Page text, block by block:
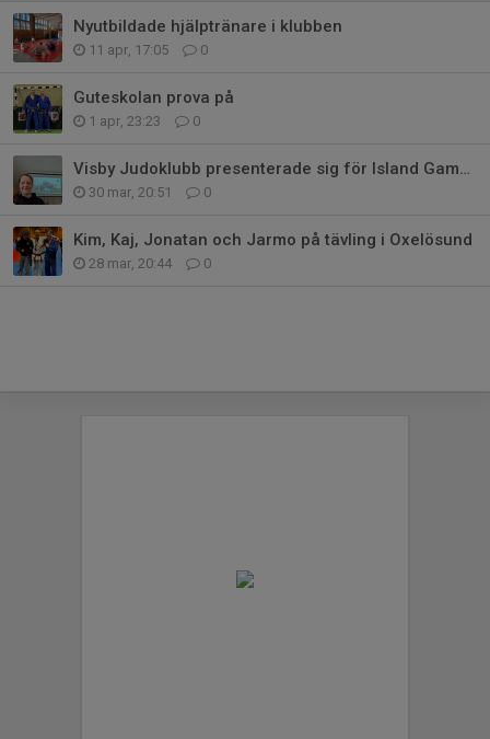
Nyutbildade hjälptränare i klubben
11 apr, 17:05 0
Guteskolan prova på
1 apr, 23:23 0
Visby Judoklubb presenterade sig för Island Games styrelse
30 mar, 20:51 0
Kim, Kaj, Jonatan och Jarmo på tävling i Oxelösund
28 mar, 20:44 0